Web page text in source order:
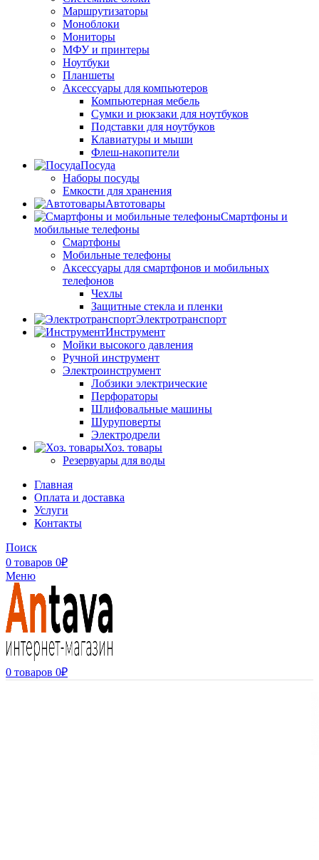
Маршрутизаторы
Моноблоки
Мониторы
МФУ и принтеры
Ноутбуки
Планшеты
Аксессуары для компьютеров
Компьютерная мебель
Сумки и рюкзаки для ноутбуков
Подставки для ноутбуков
Клавиатуры и мыши
Флеш-накопители
Посуда
Наборы посуды
Емкости для хранения
Автотовары
Смартфоны и
мобильные телефоны
Смартфоны
Мобильные телефоны
Аксессуары для смартфонов и мобильных
телефонов
Чехлы
Защитные стекла и пленки
Электротранспорт
Инструмент
Мойки высокого давления
Ручной инструмент
Электроинструмент
Лобзики электрические
Перфораторы
Шлифовальные машины
Шуруповерты
Электродрели
Хоз. товары
Резервуары для воды
Главная
Оплата и доставка
Услуги
Контакты
Поиск
0 товаров 0₽
Меню
0 товаров 0₽